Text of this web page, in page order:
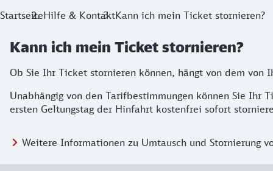
StartseiteHilfe & KontaktKann ich mein Ticket stornieren?
Kann ich mein Ticket stornieren?
Ob Sie Ihr Ticket stornieren können, hängt von dem von
Unabhängig von den Tarifbestimmungen können Sie
ersten Geltungstag der Hinfahrt kostenfrei sofort
Weitere Informationen zu Umtausch und Stornierung